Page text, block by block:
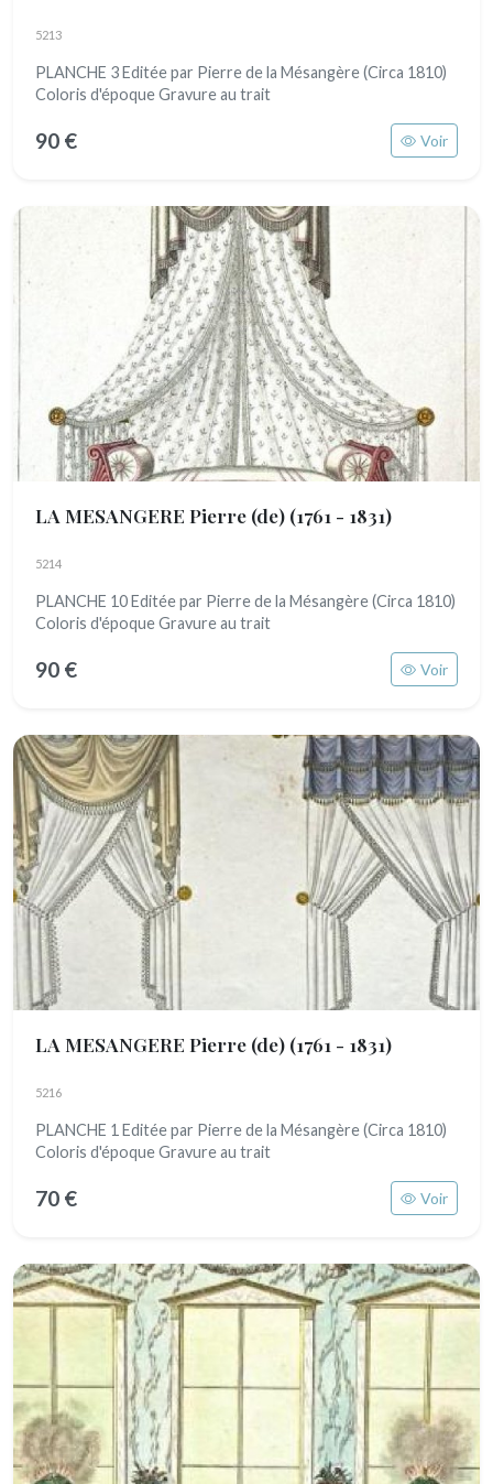
5213
PLANCHE 3 Editée par Pierre de la Mésangère (Circa 1810)
Coloris d'époque Gravure au trait
90 € Voir
LA MESANGERE Pierre (de) (1761 - 1831)
5214
PLANCHE 10 Editée par Pierre de la Mésangère (Circa 1810)
Coloris d'époque Gravure au trait
90 € Voir
LA MESANGERE Pierre (de) (1761 - 1831)
5216
PLANCHE 1 Editée par Pierre de la Mésangère (Circa 1810)
Coloris d'époque Gravure au trait
70 € Voir